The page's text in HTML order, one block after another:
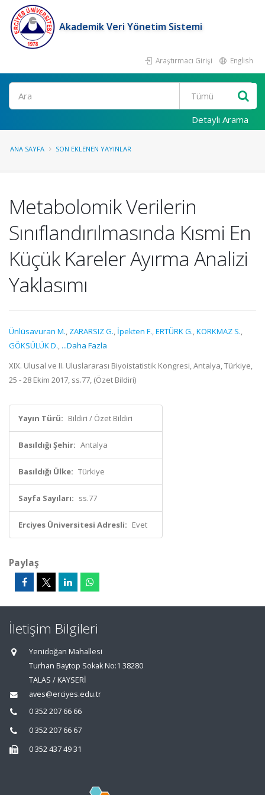
Akademik Veri Yönetim Sistemi
Araştırmacı Girişi English
Ara
Detaylı Arama
ANA SAYFA SON EKLENEN YAYINLAR
Metabolomik Verilerin
Sınıflandırılmasında Kısmi En
Küçük Kareler Ayırma Analizi
Yaklasımı
Ünlüsavuran M., ZARARSIZ G., İpekten F.,ERTÜRK G.,KORKMAZ S.,
GÖKSÜLÜK D., ...Daha Fazla
XIX. Ulusal ve II. Uluslararası Biyoistatistik Kongresi, Antalya, Türkiye,
25 - 28 Ekim 2017, ss.77, (Özet Bildiri)
Yayın Türü: Bildiri / Özet Bildiri
Basıldığı Şehir: Antalya
Basıldığı Ülke: Türkiye
Sayfa Sayıları: ss.77
Erciyes Üniversitesi Adresli: Evet
Paylaş
İletişim Bilgileri
Yenidoğan Mahallesi
Turhan Baytop Sokak No:1 38280
TALAS / KAYSERİ
aves@erciyes.edu.tr
0 352 207 66 66
0 352 207 66 67
0 352 437 49 31